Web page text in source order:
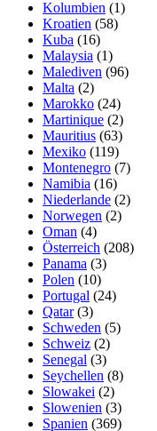
Kolumbien (1)
Kroatien (58)
Kuba (16)
Malaysia (1)
Malediven (96)
Malta (2)
Marokko (24)
Martinique (2)
Mauritius (63)
Mexiko (119)
Montenegro (7)
Namibia (16)
Niederlande (2)
Norwegen (2)
Oman (4)
Österreich (208)
Panama (3)
Polen (10)
Portugal (24)
Qatar(3)
Schweden (5)
Schweiz (2)
Senegal (3)
Seychellen (8)
Slowakei (2)
Slowenien (3)
Spanien (369)